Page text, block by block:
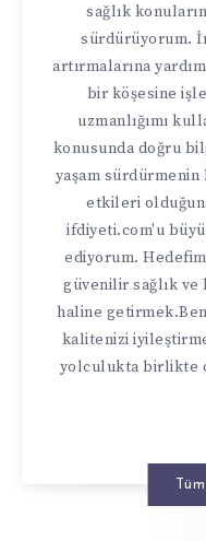
sağlık
sürdürüyorum.
artırmalarına
bir köşesine
uzmanlığımı
konusunda doğru
yaşam sürdürmenin
etkileri
ifdiyeti.com'u
ediyorum.
güvenilir sağlık
haline getirmek.Ben
kalitenizi
yolculukta birlikte